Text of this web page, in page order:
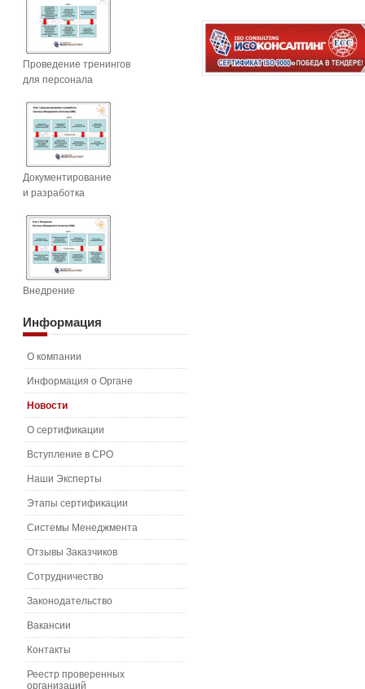
Проведение тренингов
для персонала
Документирование
и разработка
Внедрение
Информация
О компании
Информация о Органе
Новости
О сертификации
Вступление в СРО
Наши Эксперты
Этапы сертификации
Системы Менеджмента
Отзывы Заказчиков
Сотрудничество
Законодательство
Вакансии
Контакты
Реестр проверенных
организаций